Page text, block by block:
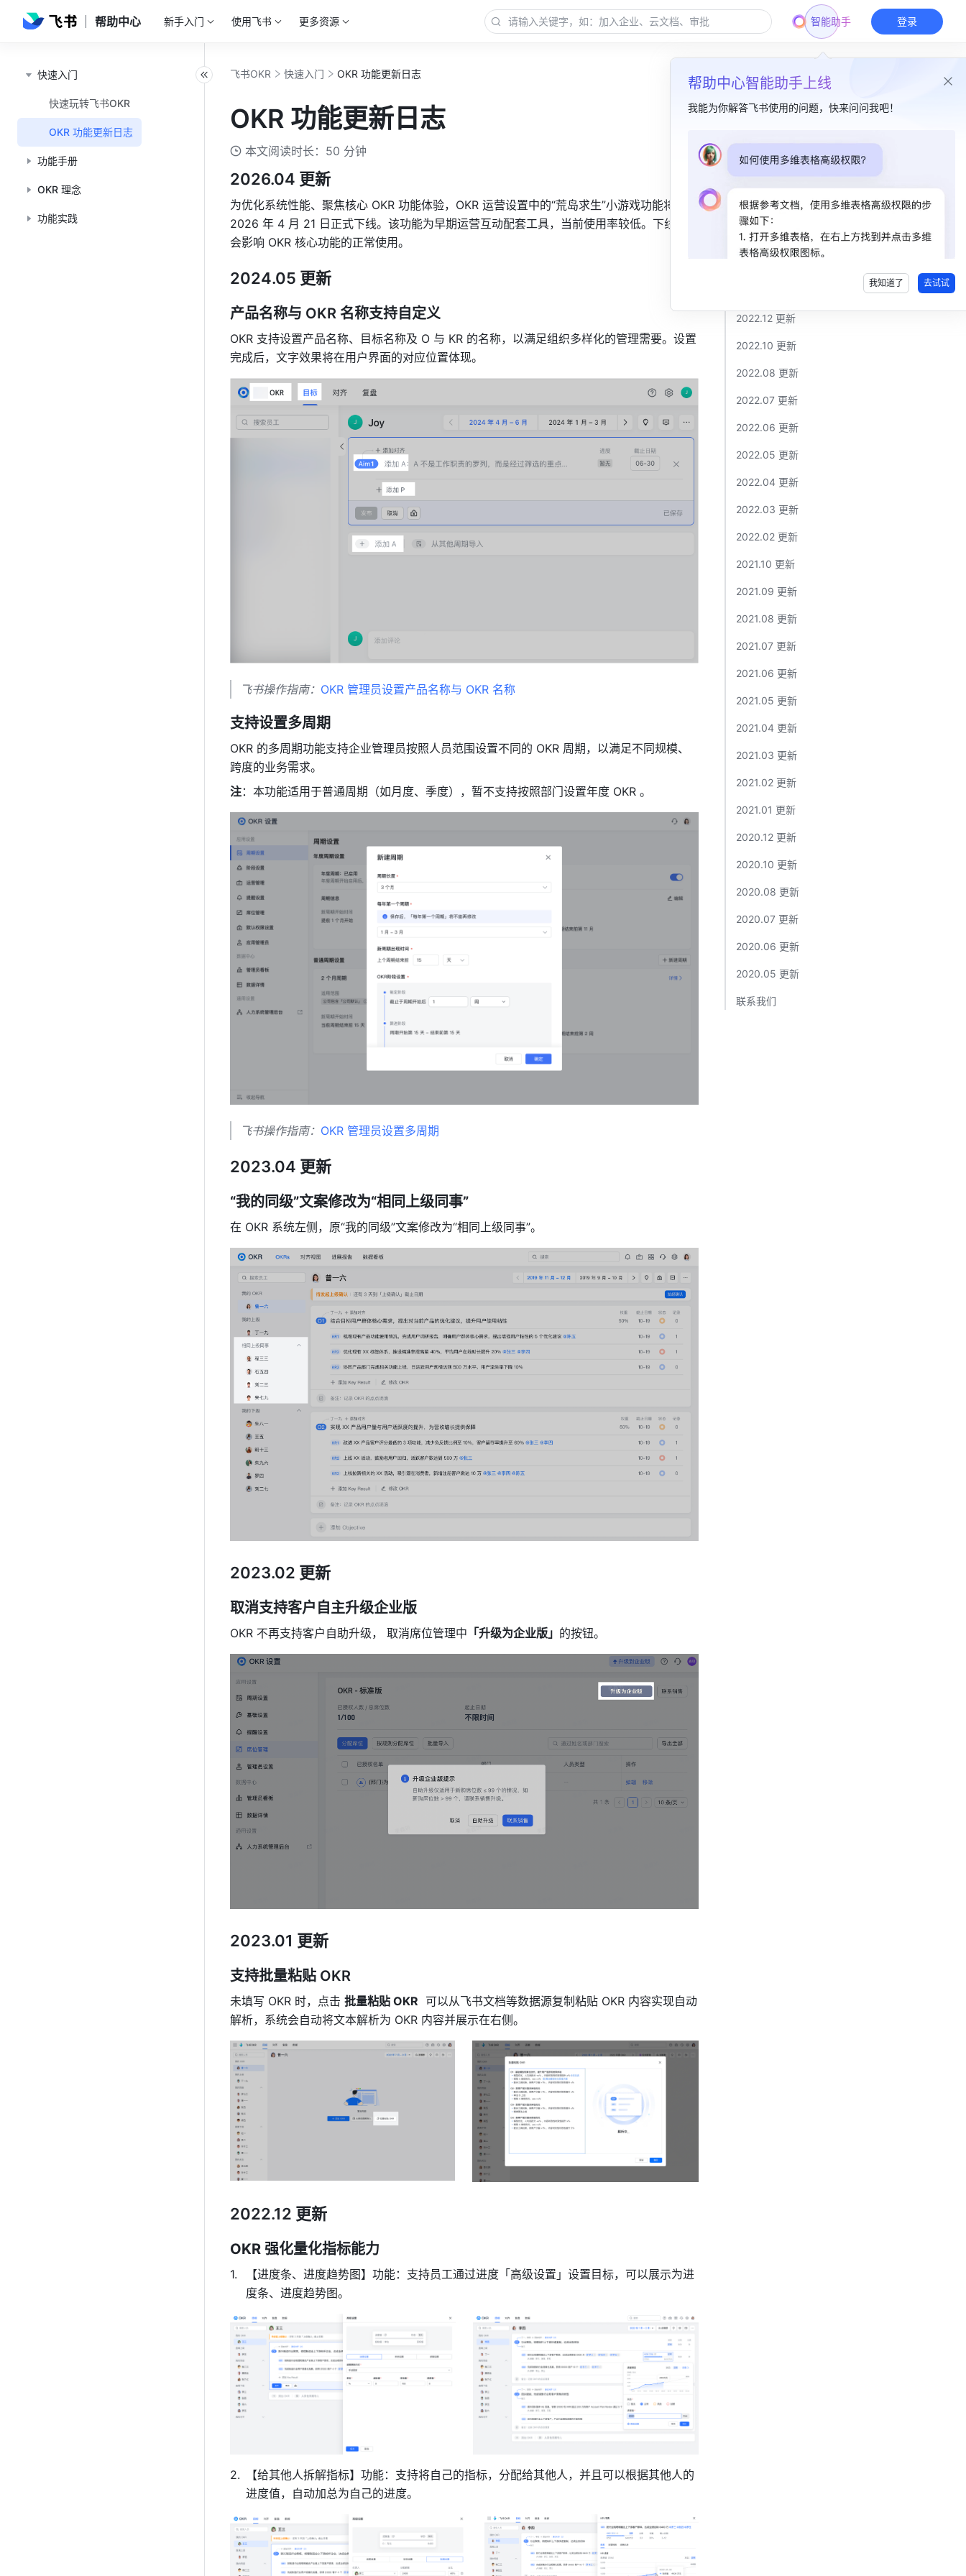
帮助中心 新手入门 使用飞书 更多资源 智能助手
帮助中心智能助手上线
我能为你解答飞书使用的问题，快来问问我吧！
我知道了 去试试
登录
快速入门
快速玩转飞书OKR
OKR 功能更新日志
功能手册
OKR 理念
功能实践
飞书OKR 快速入门 OKR 功能更新日志
OKR 功能更新日志
本文阅读时长：50 分钟
2026.04 更新
为优化系统性能、聚焦核心 OKR 功能体验，OKR 运营设置中的“荒岛求生”小游戏功能将于
2026 年 4 月 21 日正式下线。该功能为早期运营互动配套工具，当前使用率较低。下线后不
会影响 OKR 核心功能的正常使用。
2024.05 更新
产品名称与 OKR 名称支持自定义
OKR 支持设置产品名称、目标名称及 O 与 KR 的名称，以满足组织多样化的管理需要。设置
完成后，文字效果将在用户界面的对应位置体现。
飞书操作指南： OKR 管理员设置产品名称与 OKR 名称
支持设置多周期
OKR 的多周期功能支持企业管理员按照人员范围设置不同的 OKR 周期，以满足不同规模、
跨度的业务需求。
注：本功能适用于普通周期（如月度、季度），暂不支持按照部门设置年度 OKR 。
飞书操作指南： OKR 管理员设置多周期
2023.04 更新
“我的同级”文案修改为“相同上级同事”
在 OKR 系统左侧，原“我的同级”文案修改为“相同上级同事”。
2023.02 更新
取消支持客户自主升级企业版
OKR 不再支持客户自助升级， 取消席位管理中 「升级为企业版」 的按钮。
2023.01 更新
支持批量粘贴 OKR
未填写 OKR 时，点击 批量粘贴 OKR
  可以从飞书文档等数据源复制粘贴 OKR 内容实现自动
解析，系统会自动将文本解析为 OKR 内容并展示在右侧。
2022.12 更新
OKR 强化量化指标能力
【进度条、进度趋势图】功能：支持员工通过进度「高级设置」设置目标，可以展示为进
度条、进度趋势图。
【给其他人拆解指标】功能：支持将自己的指标，分配给其他人，并且可以根据其他人的
进度值，自动加总为自己的进度。
本篇目录
2024.05 更新​
2023.04 更新​
2022.12 更新​
2022.10 更新​
2022.08 更新​
2022.07 更新​
2022.06 更新​
2022.05 更新​
2022.04 更新​
2022.03 更新​
2022.02 更新​
2021.10 更新​
2021.09 更新​
2021.08 更新​
2021.07 更新​
2021.06 更新​
2021.05 更新​
2021.04 更新​
2021.03 更新​
2021.02 更新​
2021.01 更新​
2020.12 更新​
2020.10 更新​
2020.08 更新​
2020.07 更新​
2020.06 更新​
2020.05 更新​
联系我们​